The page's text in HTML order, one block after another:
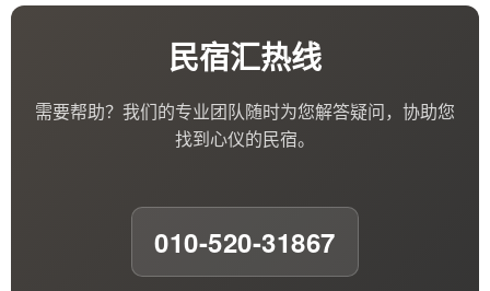
民宿汇热线
需要帮助？我们的专业团队随时为您解答疑问，协助您
找到心仪的民宿。
010-520-31867